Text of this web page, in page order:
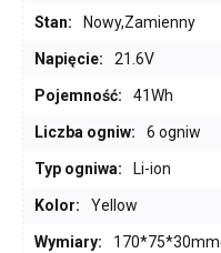
Stan: Nowy,Zamienny
Napięcie: 21.6V
Pojemność: 41Wh
Liczba ogniw: 6 ogniw
Typ ogniwa: Li-ion
Kolor: Yellow
Wymiary: